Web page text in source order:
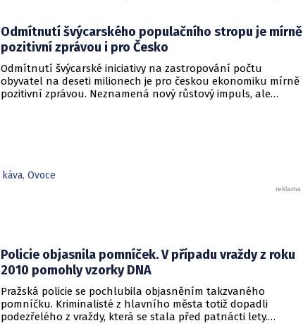
Odmítnutí švýcarského populačního stropu je mírně
pozitivní zprávou i pro Česko
Odmítnutí švýcarské iniciativy na zastropování počtu
obyvatel na deseti milionech je pro českou ekonomiku mírně
pozitivní zprávou. Neznamená nový růstový impuls, ale
káva, Ovoce
Policie objasnila pomníček. V případu vraždy z roku
2010 pomohly vzorky DNA
Pražská policie se pochlubila objasněním takzvaného
pomníčku. Kriminalisté z hlavního města totiž dopadli
podezřelého z vraždy, která se stala před patnácti lety.